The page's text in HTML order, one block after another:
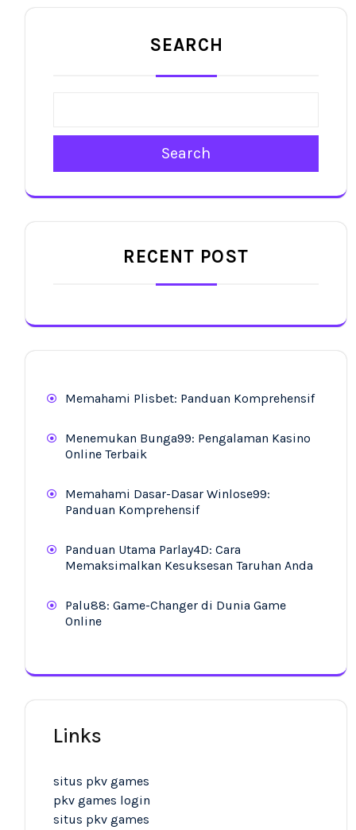
SEARCH
Search
RECENT POST
Memahami Plisbet: Panduan Komprehensif
Menemukan Bunga99: Pengalaman Kasino
Online Terbaik
Memahami Dasar-Dasar Winlose99:
Panduan Komprehensif
Panduan Utama Parlay4D: Cara
Memaksimalkan Kesuksesan Taruhan Anda
Palu88: Game-Changer di Dunia Game
Online
Links
situs pkv games
pkv games login
situs pkv games